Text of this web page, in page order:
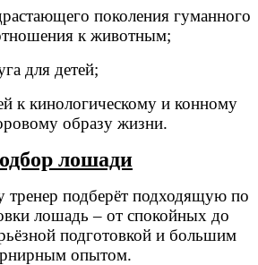
поколения гуманного
к животным;
для детей;
к кинологическому и конному
образу жизни.
лошади
тренер подберёт подходящую по
лошадь – от спокойных до
подготовкой и большим
опытом.